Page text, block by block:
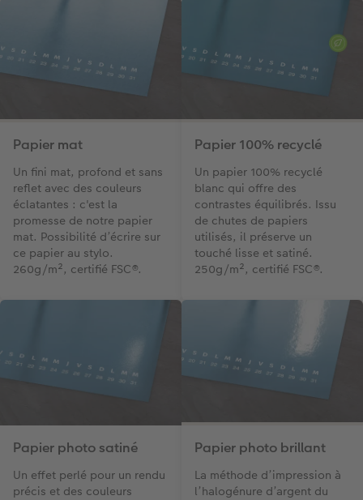
Papier mat
Un fini mat, profond et sans
reflet avec des couleurs
éclatantes : c'est la
promesse de notre papier
mat. Possibilité d’écrire sur
ce papier au stylo.
260g/m², certifié FSC®.
Papier 100% recyclé
Un papier 100% recyclé
blanc qui offre des
contrastes équilibrés. Issu
de chutes de papiers
utilisés, il préserve un
touché lisse et satiné.
250g/m², certifié FSC®.
Papier photo satiné
Un effet perlé pour un rendu
précis et des couleurs
Papier photo brillant
La méthode d’impression à
l’halogénure d’argent du